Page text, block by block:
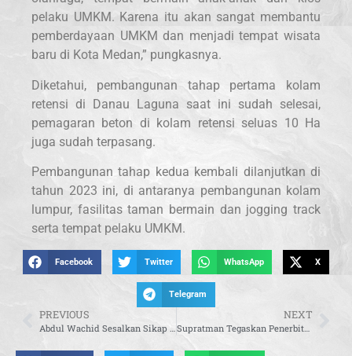
pelaku UMKM. Karena itu akan sangat membantu
pemberdayaan UMKM dan menjadi tempat wisata
baru di Kota Medan,” pungkasnya.
Diketahui, pembangunan tahap pertama kolam
retensi di Danau Laguna saat ini sudah selesai,
pemagaran beton di kolam retensi seluas 10 Ha
juga sudah terpasang.
Pembangunan tahap kedua kembali dilanjutkan di
tahun 2023 ini, di antaranya pembangunan kolam
lumpur, fasilitas taman bermain dan jogging track
serta tempat pelaku UMKM.
Facebook Twitter WhatsApp X
Telegram
PREVIOUS
Abdul Wachid Sesalkan Sikap Pemprov Jateng yang Abaikan Keluhan Warga Soal Banjir
NEXT
Supratman Tegaskan Penerbitan Perppu Cipta Kerja Hak Subjektif Presiden